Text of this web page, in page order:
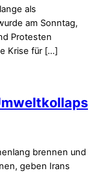
als
am Sonntag,
Protesten
Krise für […]
brennen und
geben Irans